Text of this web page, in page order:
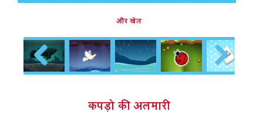
और खेल
Previous Next
कपड़ो की अलमारी